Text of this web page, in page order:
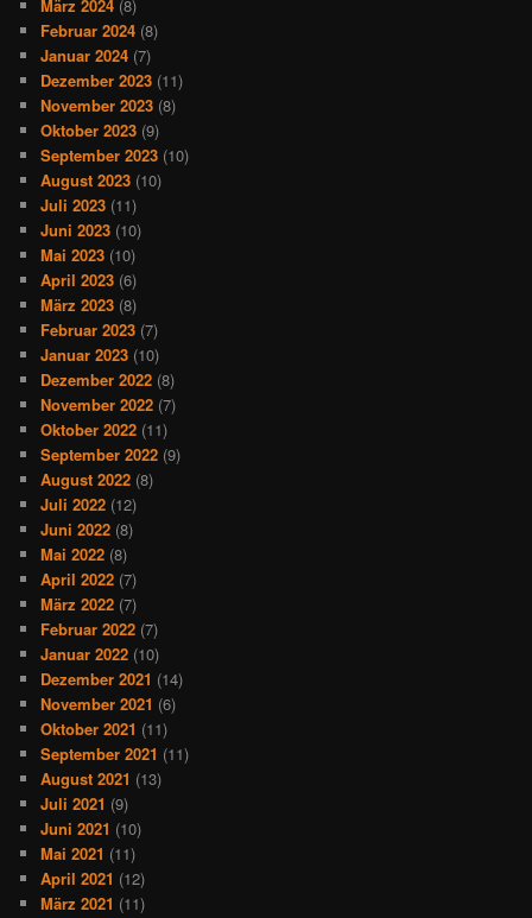
März 2024 (8)
Februar 2024 (8)
Januar 2024 (7)
Dezember 2023 (11)
November 2023 (8)
Oktober 2023 (9)
September 2023 (10)
August 2023 (10)
Juli 2023 (11)
Juni 2023 (10)
Mai 2023 (10)
April 2023 (6)
März 2023 (8)
Februar 2023 (7)
Januar 2023 (10)
Dezember 2022 (8)
November 2022 (7)
Oktober 2022 (11)
September 2022 (9)
August 2022 (8)
Juli 2022 (12)
Juni 2022 (8)
Mai 2022 (8)
April 2022 (7)
März 2022 (7)
Februar 2022 (7)
Januar 2022 (10)
Dezember 2021 (14)
November 2021 (6)
Oktober 2021 (11)
September 2021 (11)
August 2021 (13)
Juli 2021 (9)
Juni 2021 (10)
Mai 2021 (11)
April 2021 (12)
März 2021 (11)